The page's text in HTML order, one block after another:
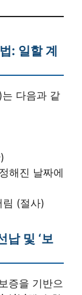
: 일할 계
다음과 같
해진 날짜에
림 (절사)
납 및 ‘보
증을 기반으